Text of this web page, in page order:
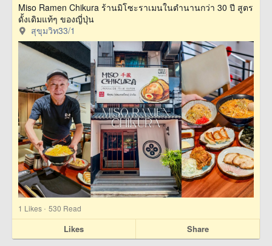
Miso Ramen Chikura ร้านมิโซะราเมนในตำนานกว่า 30 ปี สูตร
ดั้งเดิมแท้ๆ ของญี่ปุ่น
สุขุมวิท33/1
1 Likes · 530 Read
Likes Share